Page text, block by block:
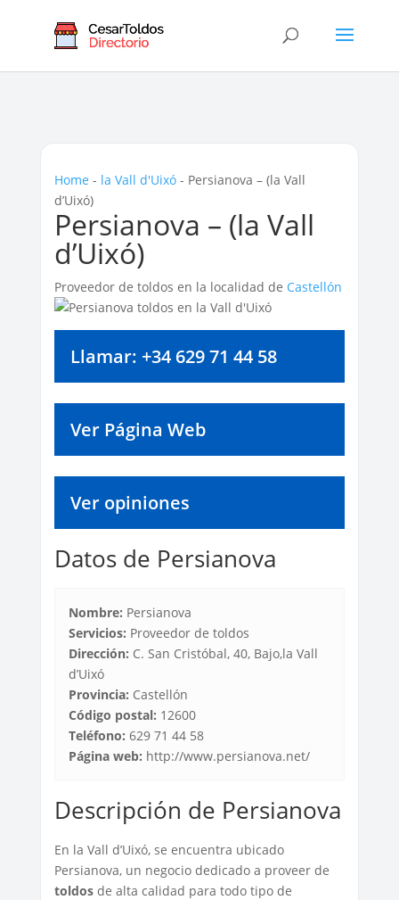
Home - la Vall d'Uixó- Persianova – (la Vall
d’Uixó)
Persianova – (la Vall
d’Uixó)
Proveedor de toldos en la localidad de Castellón
Llamar: +34 629 71 44 58
Ver Página Web
Ver opiniones
Datos de Persianova
Nombre: Persianova
Servicios: Proveedor de toldos
Dirección: C. San Cristóbal, 40, Bajo,la Vall
d’Uixó
Provincia: Castellón
Código postal: 12600
Teléfono: 629 71 44 58
Página web: http://www.persianova.net/
Descripción de Persianova
En la Vall d’Uixó, se encuentra ubicado
Persianova, un negocio dedicado a proveer de
toldosde alta calidad para todo tipo de